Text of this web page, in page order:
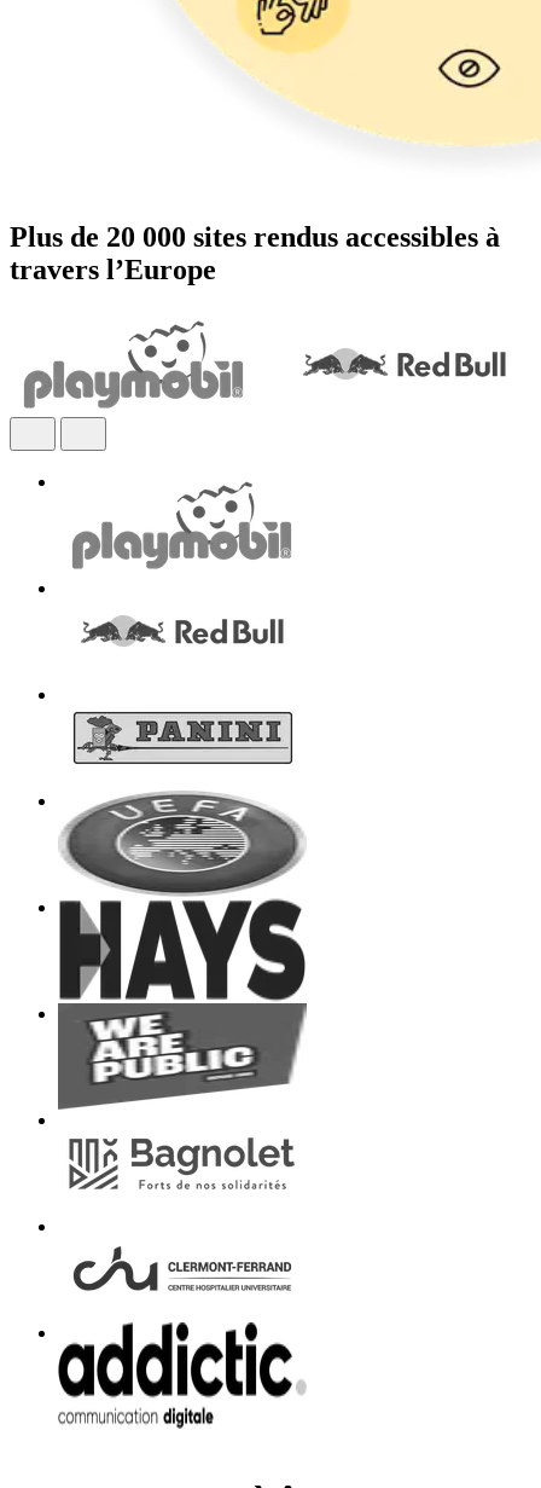
Plus de 20 000 sites rendus accessibles à
travers l’Europe